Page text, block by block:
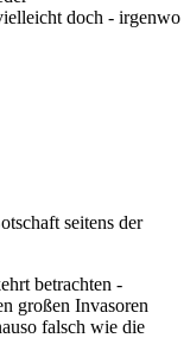
doch - irgenwo
seitens der
betrachten -
großen Invasoren
falsch wie die